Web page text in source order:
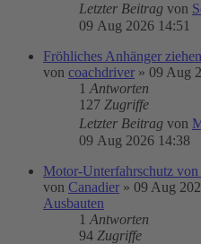
Letzter Beitrag von
09 Aug 2026 14:51
Fröhliches Anhänger
von coachdriver » 09 Aug
1 Antworten
127 Zugriffe
Letzter Beitrag von
09 Aug 2026 14:38
Motor-Unterfahrschutz
von Canadier » 09 Aug
Ausbauten
1 Antworten
94 Zugriffe